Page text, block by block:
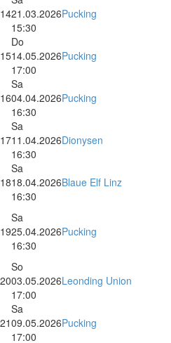
1421.03.2026
15:30
Pucking
15
Do
14.05.2026
17:00
Pucking
16
Sa
04.04.2026
16:30
Pucking
17
Sa
11.04.2026
16:30
Dionysen
18
Sa
18.04.2026
16:30
Blaue Elf Linz
19
Sa
25.04.2026
16:30
Pucking
20
So
03.05.2026
17:00
Leonding Union
21
Sa
09.05.2026
17:00
Pucking